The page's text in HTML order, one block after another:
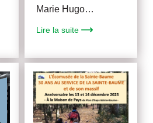
Marie Hugo…
Lire la suite